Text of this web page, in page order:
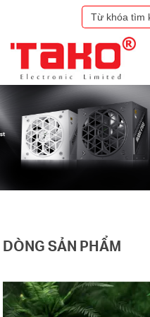
DÒNG SẢN PHẨM